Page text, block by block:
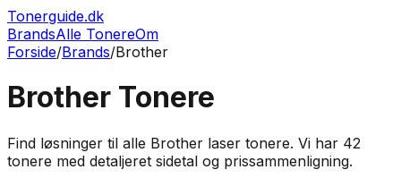
Tonerguide.dk
BrandsAlle TonereOm
Forside/Brands/Brother
Brother Tonere
Find løsninger til alle Brother laser tonere. Vi har 42
tonere med detaljeret sidetal og prissammenligning.